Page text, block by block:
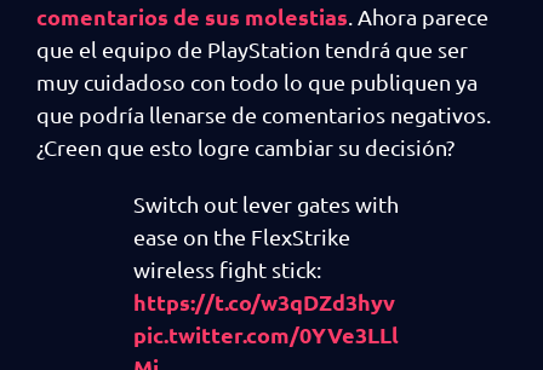
comentarios de sus molestias . Ahora parece
que el equipo de PlayStation tendrá que ser
muy cuidadoso con todo lo que publiquen ya
que podría llenarse de comentarios negativos.
¿Creen que esto logre cambiar su decisión?
Switch out lever gates with
ease on the FlexStrike
wireless fight stick:
https://t.co/w3qDZd3hyv
pic.twitter.com/0YVe3LLl